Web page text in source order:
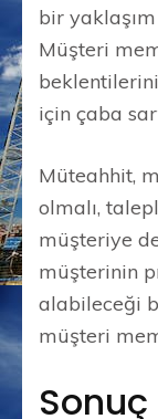
bir
Müşteri
için çaba
Müteahhit,
olmalı,
müşteriye
müşterinin
alabileceği
müşteri
Sonuç